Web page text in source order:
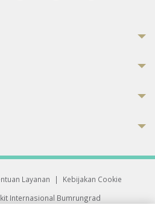
Layanan |
Kebijakan Cookie
Internasional Bumrungrad